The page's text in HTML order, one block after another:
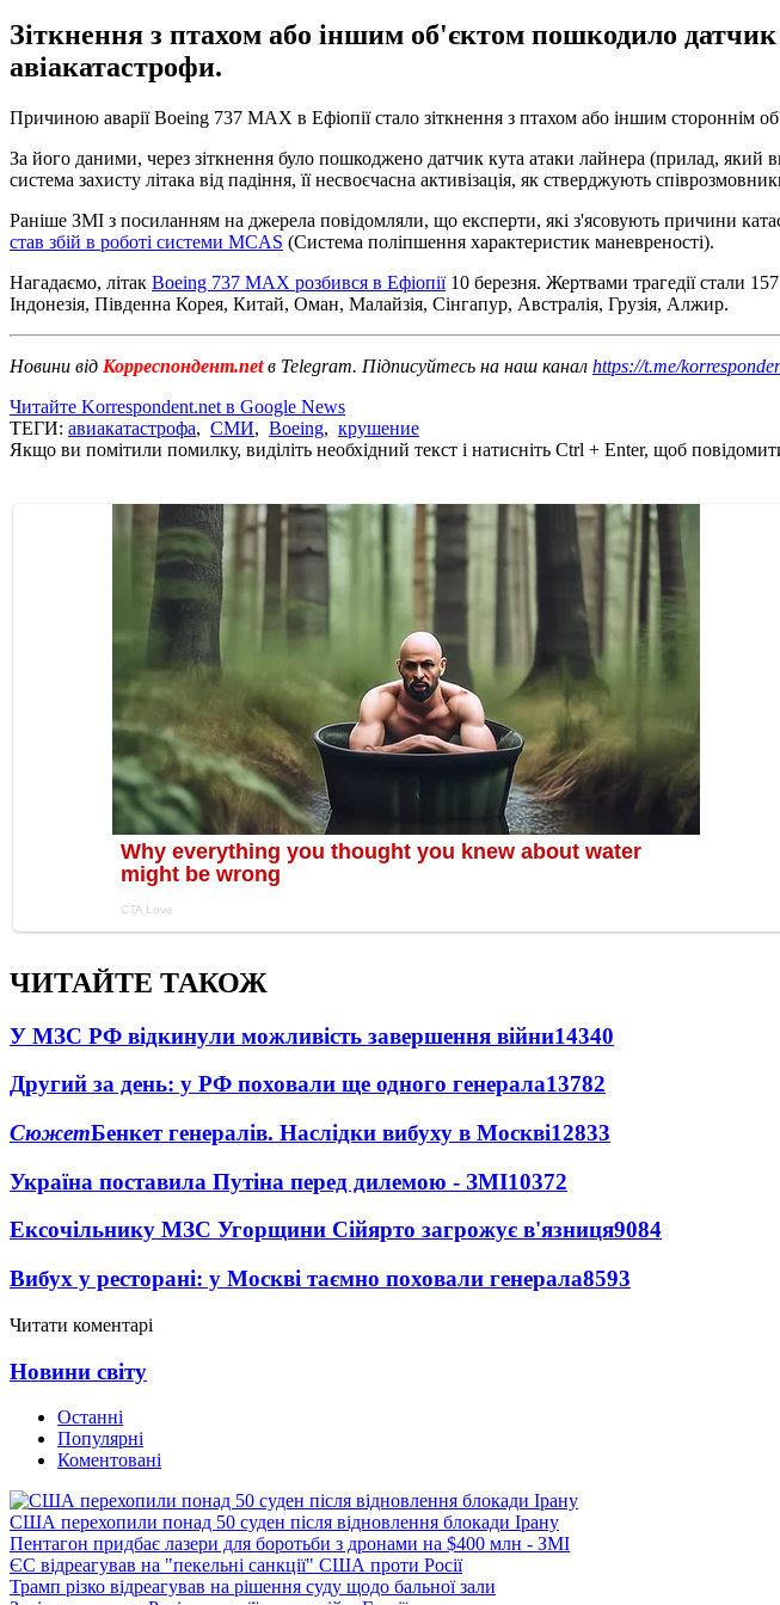
Зіткнення з птахом або іншим об'єктом пошкодило
авіакатастрофи.
Причиною аварії Boeing 737 MAX в Ефіопії стало зіткнення з птахом або іншим стороннім
За його даними, через зіткнення було пошкоджено датчик кута атаки лайнера (прилад, який
система захисту літака від падіння, її несвоєчасна активізація, як стверджують
Раніше ЗМІ з посиланням на джерела повідомляли, що експерти, які з'ясовують причини
став збій в роботі системи MCAS (Система поліпшення характеристик маневреності).
Нагадаємо, літак Boeing 737 MAX розбився в Ефіопії10 березня. Жертвами трагедії стали
Індонезія, Південна Корея, Китай, Оман, Малайзія, Сінгапур, Австралія, Грузія, Алжир.
Новини від Корреспондент.netв Telegram. Підписуйтесь на наш канал https://t.me/
Читайте Korrespondent.net в Google News
ТЕГИ: авиакатастрофа, СМИ, Boeing, крушение
Якщо ви помітили помилку, виділіть необхідний текст і натисніть Ctrl + Enter, щоб
ЧИТАЙТЕ ТАКОЖ
У МЗС РФ відкинули можливість завершення війни14340
Другий за день: у РФ поховали ще одного генерала13782
СюжетБенкет генералів. Наслідки вибуху в Москві12833
Україна поставила Путіна перед дилемою - ЗМІ10372
Ексочільнику МЗС Угорщини Сійярто загрожує в'язниця9084
Вибух у ресторані: у Москві таємно поховали генерала8593
Читати коментарі
Новини світу
Останні
Популярні
Коментовані
США перехопили понад 50 суден після відновлення блокади Ірану
Пентагон придбає лазери для боротьби з дронами на $400 млн - ЗМІ
ЄС відреагував на "пекельні санкції" США проти Росії
Трамп різко відреагував на рішення суду щодо бальної зали